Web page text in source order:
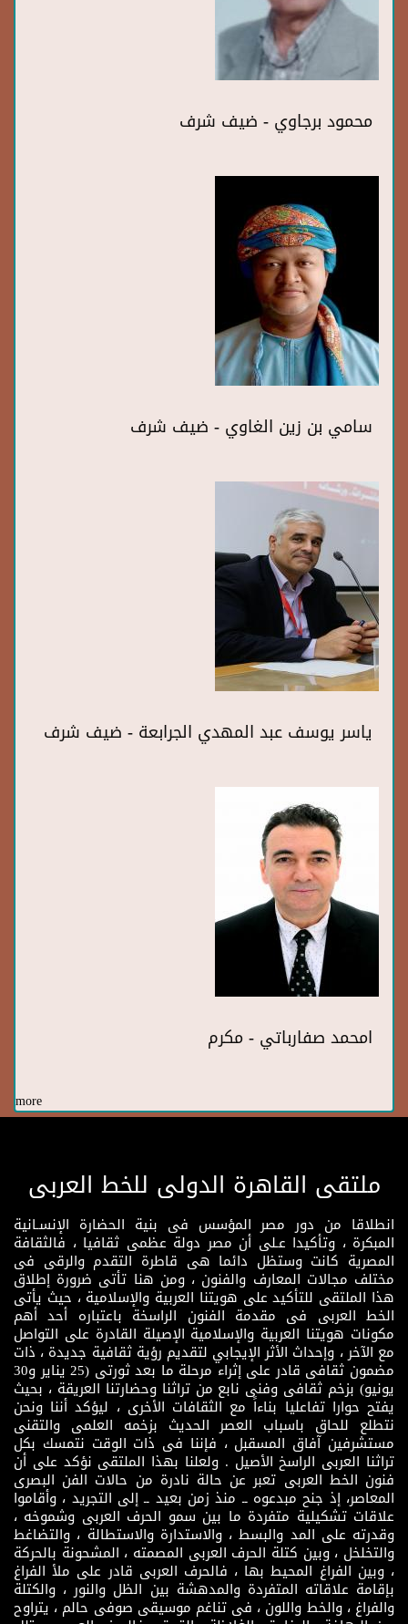
محمود برجاوي - ضيف شرف
سامي بن زين الغاوي - ضيف شرف
ياسر يوسف عبد المهدي الجرابعة - ضيف شرف
امحمد صفارباتي - مكرم
more
ملتقى القاهرة الدولى للخط العربى
انطلاقا من دور مصر المؤسس فى بنية الحضارة الإنسـانية
المبكرة ، وتأكيدا عـلى أن مصر دولة عظمى ثقافيا ، فالثقافة
المصرية كانت وستظل دائما هى قاطرة التقدم والرقى فى
مختلف مجالات المعارف والفنون ، ومن هنا تأتى ضرورة إطلاق
هذا الملتقى للتأكيد على هويتنا العربية والإسلامية ، حيث يأتى
الخط العربى فى مقدمة الفنون الراسخة باعتباره أحد أهم
مكونات هويتنا العربية والإسلامية الإصيلة القادرة على التواصل
مع الآخر ، وإحداث الأثر الإيجابي لتقديم رؤية ثقافية جديدة ، ذات
مضمون ثقافى قادر على إثراء مرحلة ما بعد ثورتى (25 يناير و30
يونيو) بزخم ثقافى وفنى نابع من تراثنا وحضارتنا العريقة ، بحيث
يفتح حوارا تفاعليا بناءاً مع الثقافات الأخرى ، ليؤكد أننا ونحن
نتطلع للحاق باسباب العصر الحديث بزخمه العلمى والتقنى
مستشرفين آفاق المسقبل ، فإننا فى ذات الوقت نتمسك بكل
تراثنا العربى الراسخ الأصيل . ولعلنا بهذا الملتقى نؤكد على أن
فنون الخط العربى تعبر عن حالة نادرة من حالات الفن البصرى
المعاصر، إذ جنح مبدعوه ــ منذ زمن بعيد ــ إلى التجريد ، وأقاموا
علاقات تشكيلية متفردة ما بين سمو الحرف العربى وشموخه ،
وقدرته على المد والبسط ، والاستدارة والاستطالة ، والتضاغط
والتخلخل ، وبين كتلة الحرف العربى المصمته ، المشحونة بالحركة
، وبين الفراغ المحيط بها ، فالحرف العربى قادر على ملأ الفراغ
بإقامة علاقاته المتفردة والمدهشة بين الظل والنور ، والكتلة
والفراغ ، والخط واللون ، فى تناغم موسيقى صوفى حالم ، يتراوح